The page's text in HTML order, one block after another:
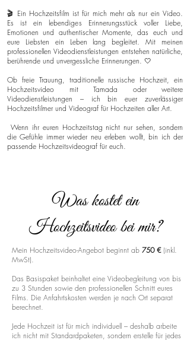
🎬 Ein Hochzeitsfilm ist für mich mehr als nur ein Video.
Es ist ein lebendiges Erinnerungsstück voller Liebe,
Emotionen und authentischer Momente, das euch und
eure Liebsten ein Leben lang begleitet. Mit meinen
professionellen Videodienstleistungen entstehen natürliche,
berührende und unvergessliche Erinnerungen. 🤍
Ob freie Trauung, traditionelle russische Hochzeit, ein
Hochzeitsvideo mit Tamada oder weitere
Videodienstleistungen – ich bin euer zuverlässiger
Hochzeitsfilmer und Videograf für Hochzeiten aller Art.
Wenn ihr euren Hochzeitstag nicht nur sehen, sondern
die Gefühle immer wieder neu erleben wollt, bin ich der
passende Hochzeitsvideograf für euch.
Was kostet ein
Hochzeitsvideo bei mir?
Mein Hochzeitsvideo-Angebot beginnt ab 750 € (inkl.
MwSt).
Das Basispaket beinhaltet eine Videobegleitung von bis
zu 3 Stunden sowie den professionellen Schnitt eures
Films. Die Anfahrtskosten werden je nach Ort separat
berechnet.
Jede Hochzeit ist für mich individuell – deshalb arbeite
ich nicht mit Standardpaketen, sondern erstelle für jedes